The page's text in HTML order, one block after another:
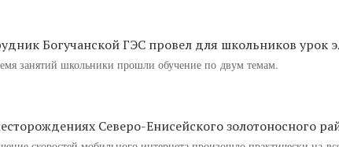
Богучанской ГЭС провел для школьников урок
занятий школьники прошли обучение по двум темам.
Северо-Енисейского золотоносного